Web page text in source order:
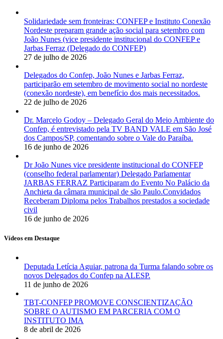
Solidariedade sem fronteiras: CONFEP e Instituto Conexão
Nordeste preparam grande ação social para setembro com
João Nunes (vice presidente institucional do CONFEP e
Jarbas Ferraz (Delegado do CONFEP)
27 de julho de 2026
Delegados do Confep, João Nunes e Jarbas Ferraz,
participarão em setembro de movimento social no nordeste
(conexão nordeste), em benefício dos mais necessitados.
22 de julho de 2026
Dr. Marcelo Godoy – Delegado Geral do Meio Ambiente do
Confep, é entrevistado pela TV BAND VALE em São José
dos Campos/SP, comentando sobre o Vale do Paraíba.
16 de junho de 2026
Dr João Nunes vice presidente institucional do CONFEP
(conselho federal parlamentar) Delegado Parlamentar
JARBAS FERRAZ Participaram do Evento No Palácio da
Anchieta da câmara municipal de são Paulo.Convidados
Receberam Diploma pelos Trabalhos prestados a sociedade
civil
16 de junho de 2026
Vídeos em Destaque
Deputada Letícia Aguiar, patrona da Turma falando sobre os
novos Delegados do Confep na ALESP.
11 de junho de 2026
TBT-CONFEP PROMOVE CONSCIENTIZAÇÃO
SOBRE O AUTISMO EM PARCERIA COM O
INSTITUTO IMA
8 de abril de 2026